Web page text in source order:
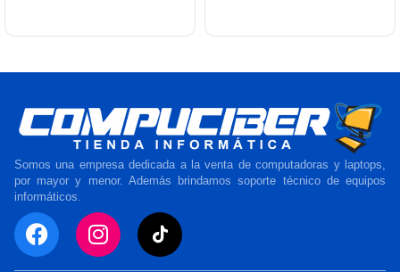
Somos una empresa dedicada a la venta de computadoras y laptops,
por mayor y menor. Además brindamos soporte técnico de equipos
informáticos.